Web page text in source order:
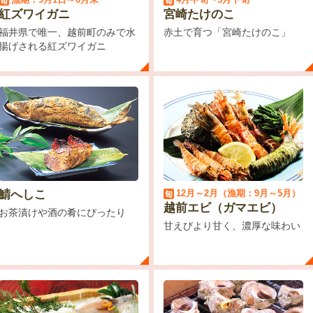
ズワイガニ
井県で唯一、越前町のみで水
げされる紅ズワイガニ
宮崎たけのこ
赤土で育つ「宮崎たけのこ」
へしこ
茶漬けや酒の肴にぴったり
12月～2月（漁期：9月～5月）
越前エビ（ガマエビ）
甘えびより甘く、濃厚な味わい